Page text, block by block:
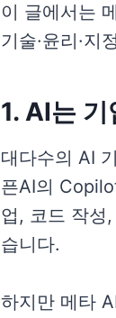
이 글에서는
기술·윤리·지
1. AI는
대다수의 AI
픈AI의
업, 코드 작성
습니다.
하지만 메타